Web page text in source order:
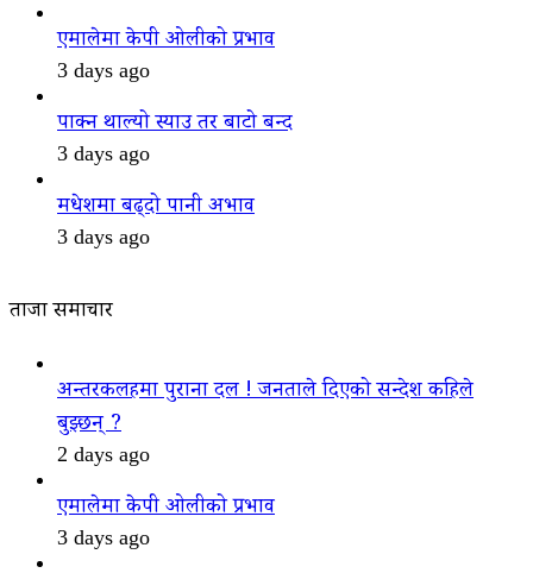
एमालेमा केपी ओलीको प्रभाव
3 days ago
पाक्न थाल्यो स्याउ तर बाटो बन्द
3 days ago
मधेशमा बढ्दो पानी अभाव
3 days ago
ताजा समाचार
अन्तरकलहमा पुराना दल ! जनताले दिएको सन्देश कहिले
बुझ्छन् ?
2 days ago
एमालेमा केपी ओलीको प्रभाव
3 days ago